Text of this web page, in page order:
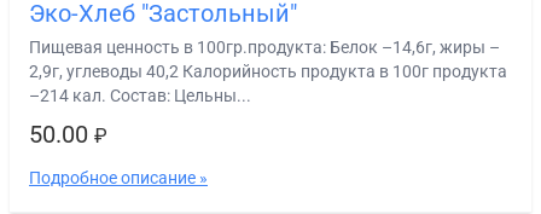
Эко-Хлеб "Застольный"
Пищевая ценность в 100гр.продукта: Белок –14,6г, жиры –
2,9г, углеводы 40,2 Калорийность продукта в 100г продукта
–214 кал. Состав: Цельны...
50.00 ₽
Подробное описание »